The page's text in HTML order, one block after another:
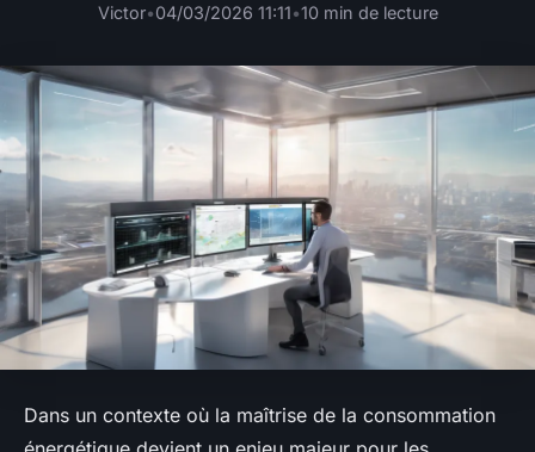
Victor•04/03/2026 11:11•10 min de lecture
Dans un contexte où la maîtrise de la consommation